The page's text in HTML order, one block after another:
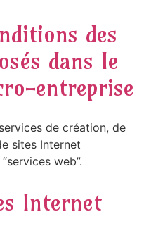
des
dans le
entreprise
de création, de
sites Internet
web”.
Internet